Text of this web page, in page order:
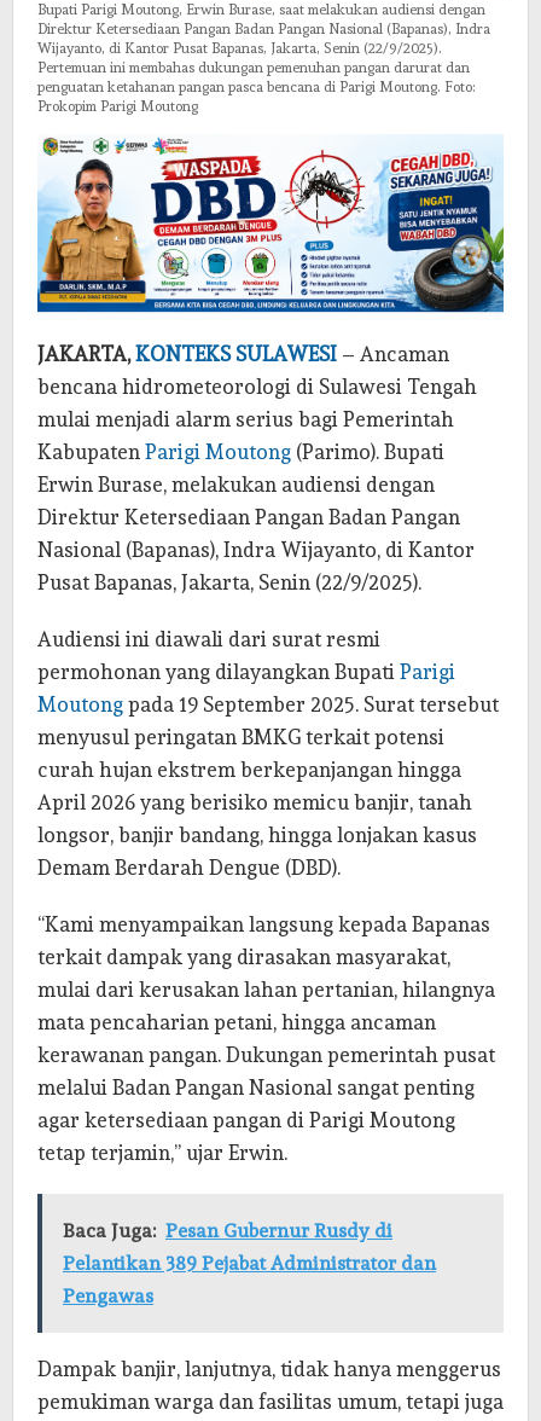
Bupati Parigi Moutong, Erwin Burase, saat melakukan audiensi dengan
Direktur Ketersediaan Pangan Badan Pangan Nasional (Bapanas), Indra
Wijayanto, di Kantor Pusat Bapanas, Jakarta, Senin (22/9/2025).
Pertemuan ini membahas dukungan pemenuhan pangan darurat dan
penguatan ketahanan pangan pasca bencana di Parigi Moutong. Foto:
Prokopim Parigi Moutong
JAKARTA,KONTEKS SULAWESI – Ancaman
bencana hidrometeorologi di Sulawesi Tengah
mulai menjadi alarm serius bagi Pemerintah
Kabupaten Parigi Moutong (Parimo). Bupati
Erwin Burase, melakukan audiensi dengan
Direktur Ketersediaan Pangan Badan Pangan
Nasional (Bapanas), Indra Wijayanto, di Kantor
Pusat Bapanas, Jakarta, Senin (22/9/2025).
Audiensi ini diawali dari surat resmi
permohonan yang dilayangkan Bupati Parigi
Moutong pada 19 September 2025. Surat tersebut
menyusul peringatan BMKG terkait potensi
curah hujan ekstrem berkepanjangan hingga
April 2026 yang berisiko memicu banjir, tanah
longsor, banjir bandang, hingga lonjakan kasus
Demam Berdarah Dengue (DBD).
“Kami menyampaikan langsung kepada Bapanas
terkait dampak yang dirasakan masyarakat,
mulai dari kerusakan lahan pertanian, hilangnya
mata pencaharian petani, hingga ancaman
kerawanan pangan. Dukungan pemerintah pusat
melalui Badan Pangan Nasional sangat penting
agar ketersediaan pangan di Parigi Moutong
tetap terjamin,” ujar Erwin.
Baca Juga: Pesan Gubernur Rusdy di
Pelantikan 389 Pejabat Administrator dan
Pengawas
Dampak banjir, lanjutnya, tidak hanya menggerus
pemukiman warga dan fasilitas umum, tetapi juga